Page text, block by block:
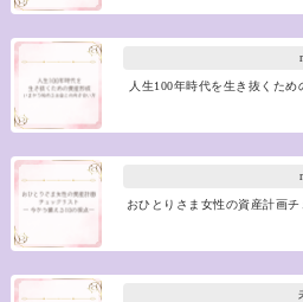
人生100年時代を生き抜くた
おひとりさま女性の資産計画